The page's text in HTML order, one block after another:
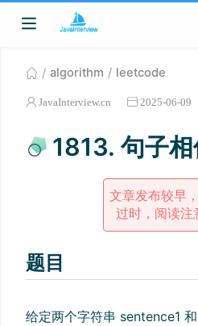
algorithm leetcode
JavaInterview.cn 2025-06-09
1813. 句子
文章发布较早
过时，阅读注
题目
给定两个字符串 sentence1